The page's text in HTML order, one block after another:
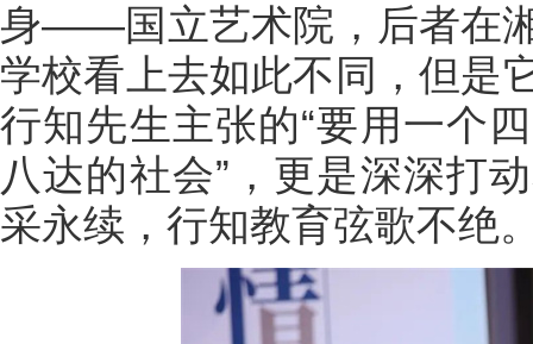
身——国立艺术院，后者在
学校看上去如此不同，但是
行知先生主张的“要用一个
八达的社会”，更是深深打
采永续，行知教育弦歌不绝